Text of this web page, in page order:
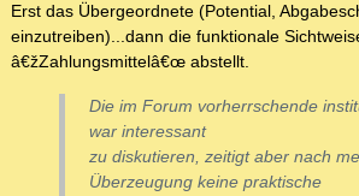
Erst das Übergeordnete (Potential,
einzutreiben)...dann die funktionale
â€žZahlungsmittelâ€œ abstellt.
Die im Forum vorherrschende
war interessant
zu diskutieren, zeitigt aber nach
Überzeugung keine praktische